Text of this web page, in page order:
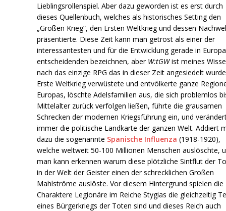
Lieblingsrollenspiel. Aber dazu geworden ist es erst durch
dieses Quellenbuch, welches als historisches Setting den
„Großen Krieg“, den Ersten Weltkrieg und dessen
präsentierte. Diese Zeit kann man getrost als einer der
interessantesten und für die Entwicklung gerade in Europa
entscheidenden bezeichnen, aber W:tGWist meines
nach das einzige RPG das in dieser Zeit angesiedelt
Erste Weltkrieg verwüstete und entvölkerte ganze
Europas, löschte Adelsfamilien aus, die sich problemlos
Mittelalter zurück verfolgen ließen, führte die grausamen
Schrecken der modernen Kriegsführung ein, und
immer die politische Landkarte der ganzen Welt. Addiert
dazu die sogenannte Spanische Influenza (1918-1920),
welche weltweit 50-100 Millionen Menschen auslöschte,
man kann erkennen warum diese plötzliche Sintflut der
in der Welt der Geister einen der schrecklichen Großen
Mahlströme auslöste. Vor diesem Hintergrund spielen die
Charaktere Legionäre im Reiche Stygias die gleichzeitig
eines Bürgerkriegs der Toten sind und dieses Reich auch